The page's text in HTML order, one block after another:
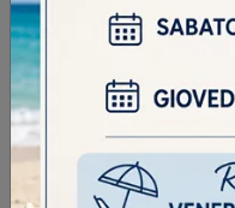
SFOGLIA I